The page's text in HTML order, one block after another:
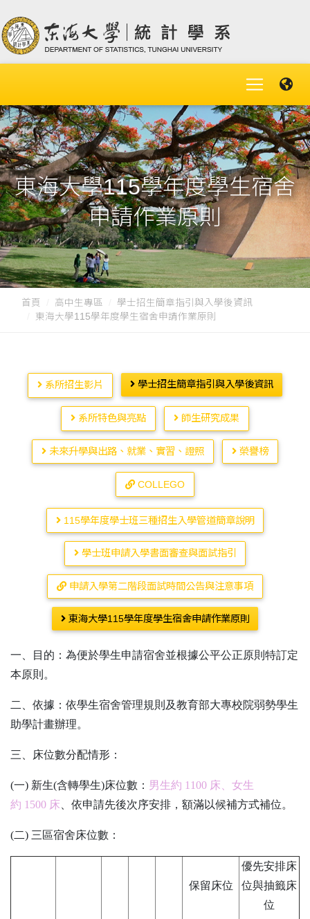
東海大學115學年度學生宿舍
申請作業原則
首頁 高中生專區
學士招生簡章指引與入學後資訊
東海大學115學年度學生宿舍申請作業原則
系所招生影片 學士招生簡章指引與入學後資訊
系所特色與亮點 師生研究成果
未來升學與出路、就業、實習、證照 榮譽榜
COLLEGO
115學年度學士班三種招生入學管道簡章說明
學士班申請入學書面審查與面試指引
申請入學第二階段面試時間公告與注意事項
東海大學115學年度學生宿舍申請作業原則
一、目的：為便於學生申請宿舍並根據公平公正原則特訂定
本原則。
二、依據：依學生宿舍管理規則及教育部大專校院弱勢學生
助學計畫辦理。
三、床位數分配情形：
(一) 新生(含轉學生)床位數： 男生約 1100 床、女生
約 1500 床 、依申請先後次序安排，額滿以候補方式補位。
(二) 三區宿舍床位數：
保留床位
優先安排床
位與抽籤床
位